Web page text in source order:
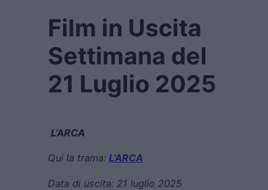
Film in Uscita
Settimana del
21 Luglio 2025
L’ARCA
Qui la trama: L’ARCA
Data di uscita: 21 luglio 2025